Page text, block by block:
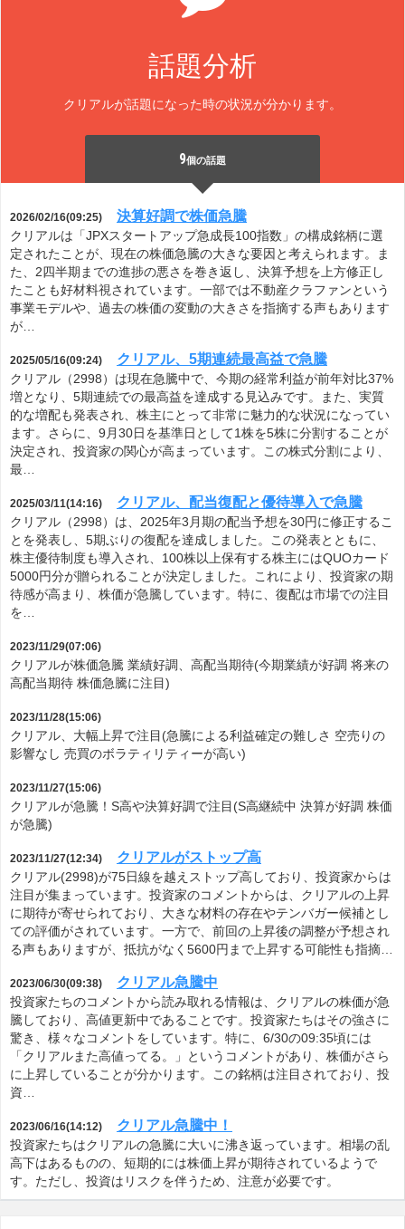
話題分析
クリアルが話題になった時の状況が分かります。
9個の話題
2026/02/16(09:25) 決算好調で株価急騰
クリアルは「JPXスタートアップ急成長100指数」の構成銘柄に選
定されたことが、現在の株価急騰の大きな要因と考えられます。ま
た、2四半期までの進捗の悪さを巻き返し、決算予想を上方修正し
たことも好材料視されています。一部では不動産クラファンという
事業モデルや、過去の株価の変動の大きさを指摘する声もあります
が…
2025/05/16(09:24) クリアル、5期連続最高益で急騰
クリアル（2998）は現在急騰中で、今期の経常利益が前年対比37%
増となり、5期連続での最高益を達成する見込みです。また、実質
的な増配も発表され、株主にとって非常に魅力的な状況になってい
ます。さらに、9月30日を基準日として1株を5株に分割することが
決定され、投資家の関心が高まっています。この株式分割により、
最…
2025/03/11(14:16) クリアル、配当復配と優待導入で急騰
クリアル（2998）は、2025年3月期の配当予想を30円に修正するこ
とを発表し、5期ぶりの復配を達成しました。この発表とともに、
株主優待制度も導入され、100株以上保有する株主にはQUOカード
5000円分が贈られることが決定しました。これにより、投資家の期
待感が高まり、株価が急騰しています。特に、復配は市場での注目
を…
2023/11/29(07:06)
クリアルが株価急騰 業績好調、高配当期待(今期業績が好調 将来の
高配当期待 株価急騰に注目)
2023/11/28(15:06)
クリアル、大幅上昇で注目(急騰による利益確定の難しさ 空売りの
影響なし 売買のボラティリティーが高い)
2023/11/27(15:06)
クリアルが急騰！S高や決算好調で注目(S高継続中 決算が好調 株価
が急騰)
2023/11/27(12:34) クリアルがストップ高
クリアル(2998)が75日線を越えストップ高しており、投資家からは
注目が集まっています。投資家のコメントからは、クリアルの上昇
に期待が寄せられており、大きな材料の存在やテンバガー候補とし
ての評価がされています。一方で、前回の上昇後の調整が予想され
る声もありますが、抵抗がなく5600円まで上昇する可能性も指摘…
2023/06/30(09:38) クリアル急騰中
投資家たちのコメントから読み取れる情報は、クリアルの株価が急
騰しており、高値更新中であることです。投資家たちはその強さに
驚き、様々なコメントをしています。特に、6/30の09:35頃には
「クリアルまた高値ってる。」というコメントがあり、株価がさら
に上昇していることが分かります。この銘柄は注目されており、投
資…
2023/06/16(14:12) クリアル急騰中！
投資家たちはクリアルの急騰に大いに沸き返っています。相場の乱
高下はあるものの、短期的には株価上昇が期待されているようで
す。ただし、投資はリスクを伴うため、注意が必要です。